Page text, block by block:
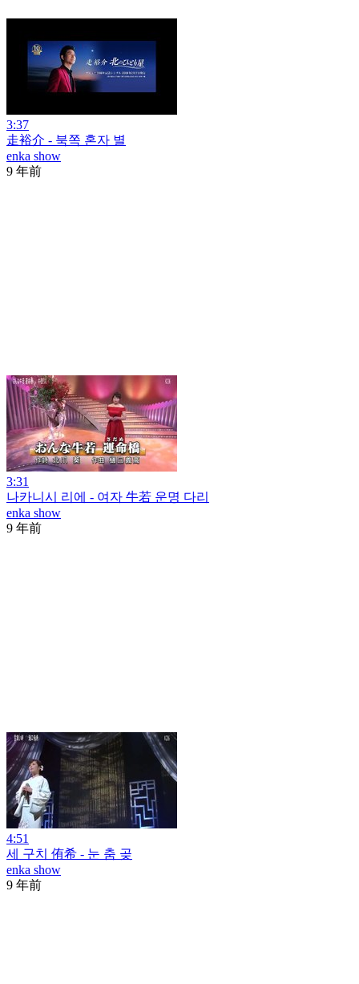
3:37
走裕介 - 북쪽 혼자 별
enka show
9 年前
3:31
나카니시 리에 - 여자 牛若 운명 다리
enka show
9 年前
4:51
세 구치 侑希 - 눈 춤 곶
enka show
9 年前